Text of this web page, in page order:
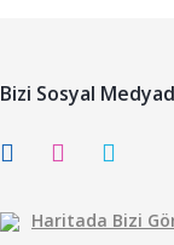
Bizi Sosyal
Haritada Bizi